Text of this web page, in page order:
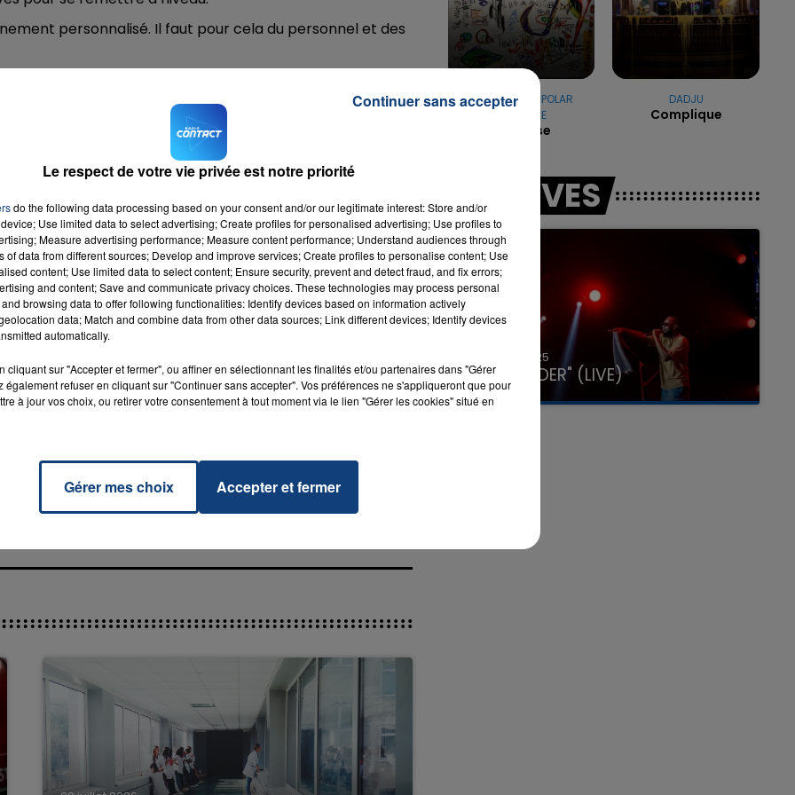
personnalisé. Il faut pour cela du personnel et des
choisi de mettre l'accent sur la primaire. Il y aura
Les écoles primaires du Nord et du Pas-de-Calais
rentrée, elles en récupèrent finalement 87
une vingtaine de postes en pluspar rapport à
tout de même souhaité le même effort pour le
10 postes seront supprimés dans les collèges, 130
sur
et
RADIO CONTACT
DJ SNAKE & BIPOLAR
SUNSHINE
Paradise
DADJU
Complique
LES LIVES
31 janvier 2025
GIMS "SPIDER" (LIVE)
Le respect de votre vie privée est notre priorité
do the following data processing based on your consent and/or our legitimate interest: Store and/or
Use limited data to select advertising; Create profiles for personalised advertising; Use profiles to
Measure advertising performance; Measure content performance; Understand audiences through
of data from different sources; Develop and improve services; Create profiles to personalise content; Use
content; Use limited data to select content; Ensure security, prevent and detect fraud, and fix errors;
and content; Save and communicate privacy choices. These technologies may process personal
browsing data to offer following functionalities: Identify devices based on information actively
data; Match and combine data from other data sources; Link different devices; Identify devices
automatically.
cliquant sur "Accepter et fermer", ou affiner en sélectionnant les finalités et/ou partenaires dans "Gérer
également refuser en cliquant sur "Continuer sans accepter". Vos préférences ne s'appliqueront que pour
à jour vos choix, ou retirer votre consentement à tout moment via le lien "Gérer les cookies" situé en
Gérer mes choix Accepter et fermer
Continuer sans accepter